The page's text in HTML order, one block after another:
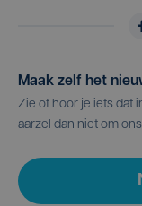
Maak zelf het
Zie of hoor je iets dat
aarzel dan niet om